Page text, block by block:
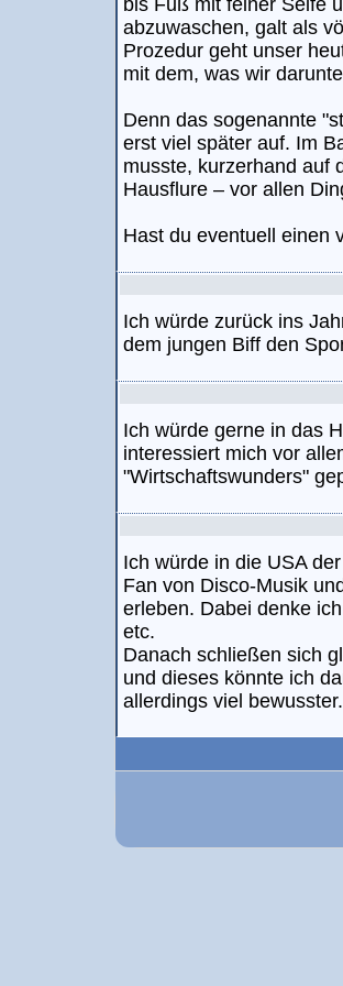
bis Fuß mit feiner Seife
abzuwaschen, galt als
Prozedur geht unser
mit dem, was wir
Denn das sogenannte
erst viel später auf. Im
musste, kurzerhand auf
Hausflure – vor allen
Hast du eventuell einen
Ich würde zurück ins
dem jungen Biff den
Ich würde gerne in das
interessiert mich vor
"Wirtschaftswunders"
Ich würde in die USA
Fan von Disco-Musik
erleben. Dabei denke
etc.
Danach schließen sich
und dieses könnte ich
allerdings viel